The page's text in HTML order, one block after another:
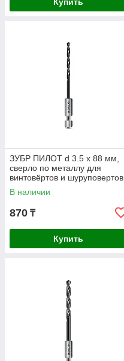
ЗУБР ПИЛОТ d 3.5 х 88 мм,
сверло по металлу для
винтовёртов и шуруповертов
IMPACT READY
Профессионал
В наличии
870 ₸
Купить